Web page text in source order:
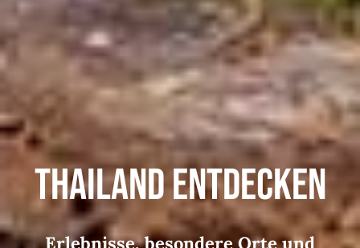
Thailand entdecken
Erlebnisse, besondere Orte und